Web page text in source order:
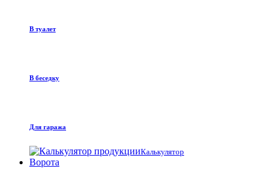
В туалет
В беседку
Для гаража
Калькулятор
Ворота